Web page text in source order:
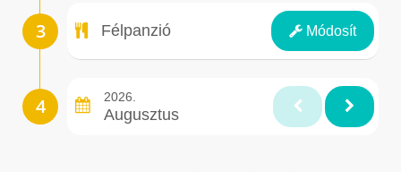
Félpanzió Módosít
Ellátás
2026.
Augusztus